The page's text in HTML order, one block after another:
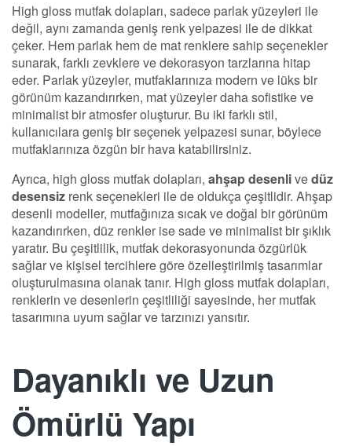
High gloss mutfak dolapları, sadece parlak yüzeyleri ile
değil, aynı zamanda geniş renk yelpazesi ile de dikkat
çeker. Hem parlak hem de mat renklere sahip seçenekler
sunarak, farklı zevklere ve dekorasyon tarzlarına hitap
eder. Parlak yüzeyler, mutfaklarınıza modern ve lüks bir
görünüm kazandırırken, mat yüzeyler daha sofistike ve
minimalist bir atmosfer oluşturur. Bu iki farklı stil,
kullanıcılara geniş bir seçenek yelpazesi sunar, böylece
mutfaklarınıza özgün bir hava katabilirsiniz.
Ayrıca, high gloss mutfak dolapları, ahşap desenlivedüz
desensiz renk seçenekleri ile de oldukça çeşitlidir. Ahşap
desenli modeller, mutfağınıza sıcak ve doğal bir görünüm
kazandırırken, düz renkler ise sade ve minimalist bir şıklık
yaratır. Bu çeşitlilik, mutfak dekorasyonunda özgürlük
sağlar ve kişisel tercihlere göre özelleştirilmiş tasarımlar
oluşturulmasına olanak tanır. High gloss mutfak dolapları,
renklerin ve desenlerin çeşitliliği sayesinde, her mutfak
tasarımına uyum sağlar ve tarzınızı yansıtır.
Dayanıklı ve Uzun
Ömürlü Yapı